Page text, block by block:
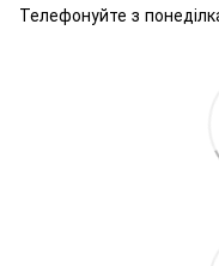
Телефонуйте з